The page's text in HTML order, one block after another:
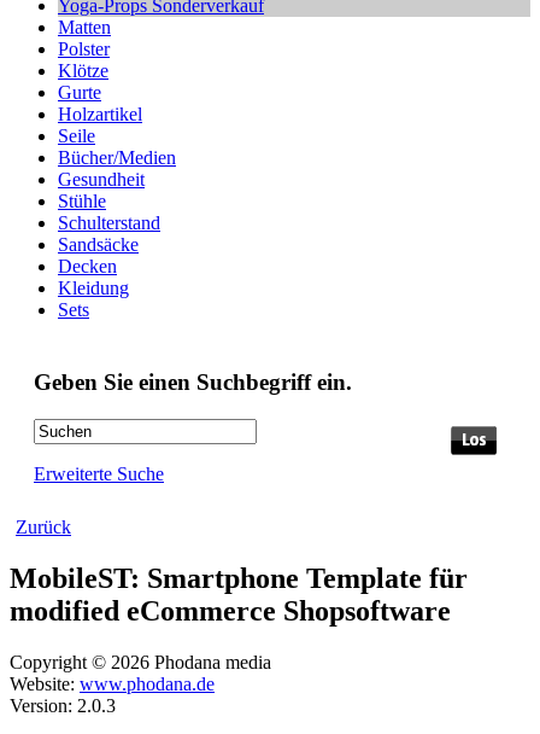
Yoga-Props Sonderverkauf
Matten
Polster
Klötze
Gurte
Holzartikel
Seile
Bücher/Medien
Gesundheit
Stühle
Schulterstand
Sandsäcke
Decken
Kleidung
Sets
Geben Sie einen Suchbegriff ein.
Erweiterte Suche
Zurück
MobileST: Smartphone Template für
modified eCommerce Shopsoftware
Copyright © 2026 Phodana media
Website: www.phodana.de
Version: 2.0.3